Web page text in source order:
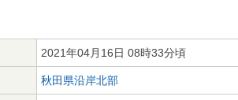
2021年04月16日 08時33分頃
秋田県沿岸北部